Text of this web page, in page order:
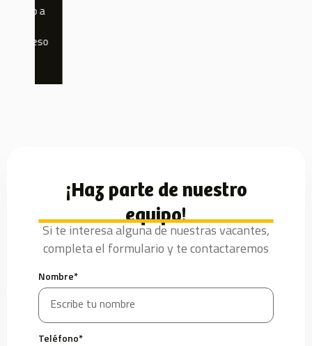
¡Haz parte de nuestro
equipo!
Si te interesa alguna de nuestras vacantes,
completa el formulario y te contactaremos
Nombre*
Teléfono*